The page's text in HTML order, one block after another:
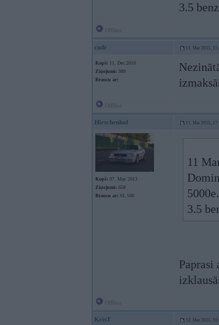
3.5
cndr 11. Mar 2015,
Kopš: 11. Dec 2010
Ziņojumi: 389
Braucu ar:
Hirschenhof 11. Mar 2015,
Kopš: 07. May 2013
Ziņojumi: 658
Braucu ar: SL 500
11
3.5
Paprasi
KrisT 12. Mar 2015,